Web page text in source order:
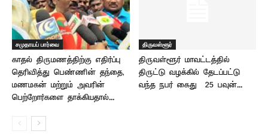
சமுதாயப் பார்வை
காதல் திருமணத்திற்கு எதிர்ப்பு
தெரிவித்து பெண்ணின் தந்தை,
மணமகன் மற்றும் அவரின்
பெற்றோர்களை தாக்கியதால்...
திருவள்ளூர்
திருவள்ளூர் மாவட்டத்தில்
திருட்டு வழக்கில் தேடப்பட்டு
வந்த நபர் கைது – 25 பவுன்...